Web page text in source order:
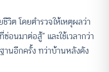
ต โดยตำรวจให้เหตุผลว่า
นมาต่อสู้” และใช้เวลากว่า
นอีกครั้ง ทว่าบ้านหลังดัง